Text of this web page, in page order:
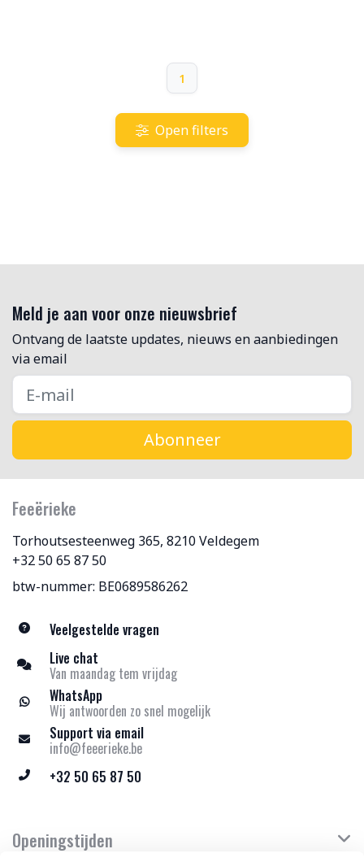
1
Open filters
Meld je aan voor onze nieuwsbrief
Ontvang de laatste updates, nieuws en aanbiedingen
via email
Abonneer
Feeërieke
Torhoutsesteenweg 365, 8210 Veldegem
+32 50 65 87 50
btw-nummer: BE0689586262
Veelgestelde vragen
Live chat
Van maandag tem vrijdag
WhatsApp
Wij antwoorden zo snel mogelijk
Support via email
info@feeerieke.be
+32 50 65 87 50
Openingstijden